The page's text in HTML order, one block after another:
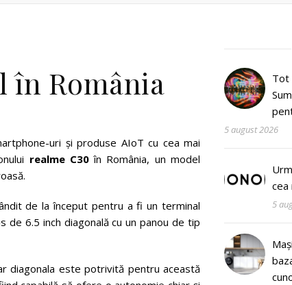
în România
uri și produse AIoT cu cea mai
realme C30în România, un model
de la început pentru a fi un terminal
de 6.5 inch diagonală cu un panou de tip
diagonala este potrivită pentru această
Tot
5 august 2026
cea
5